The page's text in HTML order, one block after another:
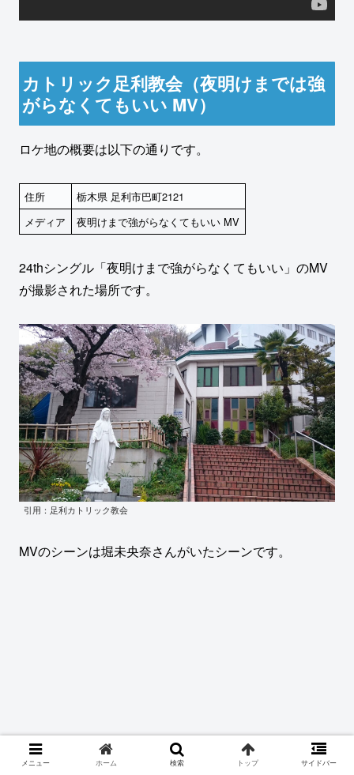
カトリック足利教会（夜明けまでは強
がらなくてもいい MV）
ロケ地の概要は以下の通りです。
住所
栃木県 足利市巴町2121
メディア
夜明けまで強がらなくてもいい MV
24thシングル「夜明けまで強がらなくてもいい」のMV
が撮影された場所です。
引用：足利カトリック教会
MVのシーンは堀未央奈さんがいたシーンです。
メニュー ホーム 検索 トップ サイドバー